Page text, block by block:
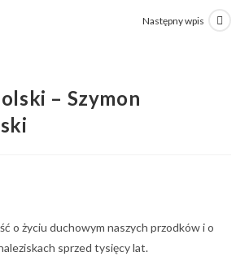
Następny wpis
– Szymon
o życiu duchowym naszych przodków i o
sprzed tysięcy lat.